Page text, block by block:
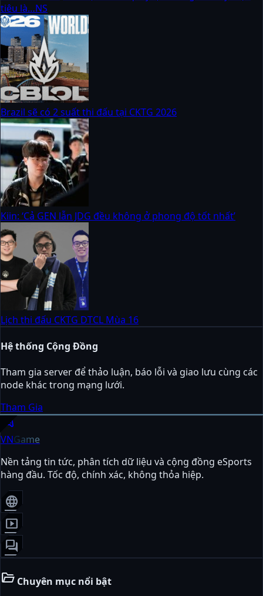
tiêu là…NS
Brazil sẽ có 2 suất thi đấu tại CKTG 2026
Kiin: ‘Cả GEN lẫn JDG đều không ở phong độ tốt nhất’
Lịch thi đấu CKTG DTCL Mùa 16
Hệ thống Cộng Đồng
Tham gia server để thảo luận, báo lỗi và giao lưu cùng các
node khác trong mạng lưới.
Tham Gia
sports_esports
VNGame
Nền tảng tin tức, phân tích dữ liệu và cộng đồng eSports
hàng đầu. Tốc độ, chính xác, không thỏa hiệp.
language
smart_display
forum
folder_open Chuyên mục nổi bật